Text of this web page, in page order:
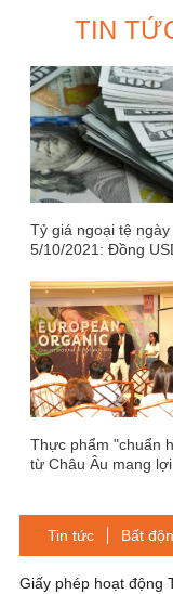
TIN
Tỷ giá ngoại tệ ngày
5/10/2021: Đồng
Thực phẩm "chuẩn
từ Châu Âu mang
Tin tức Bất
Giấy phép hoạt động